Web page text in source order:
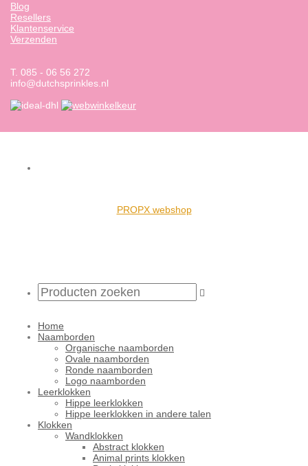
Blog
Resellers
Klantenservice
Verzenden
T. 085 - 06 56 272
info@dutchsprinkles.nl
PROPX webshop
Home
Naamborden
Organische naamborden
Ovale naamborden
Ronde naamborden
Logo naamborden
Leerklokken
Hippe leerklokken
Hippe leerklokken in andere talen
Klokken
Wandklokken
Abstract klokken
Animal prints klokken